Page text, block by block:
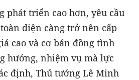
phát triển cao hơn, yêu cầu
diện càng trở nên cấp
cao và cơ bản đồng tình
hướng, nhiệm vụ mà lực
định, Thủ tướng Lê Minh